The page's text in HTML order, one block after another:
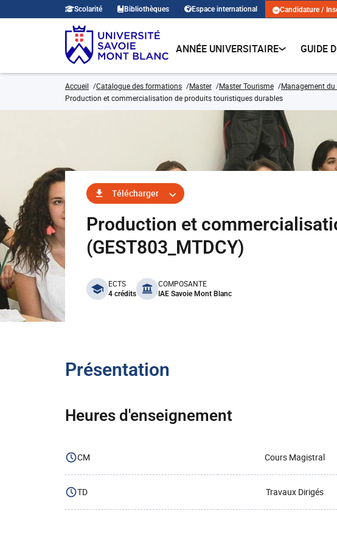
Scolarité Bibliothèques Espace international Candidature /
ANNÉE UNIVERSITAIRE GUIDE
Accueil Catalogue des formations Master Master Tourisme Management
Production et commercialisation de produits touristiques durables
Télécharger
Production et
(GEST803_MTDCY)
benefits
ECTS
4 crédits
COMPOSANTE
IAE Savoie Mont Blanc
Présentation
Heures d'enseignement
CM Cours Magistral
TD Travaux Dirigés